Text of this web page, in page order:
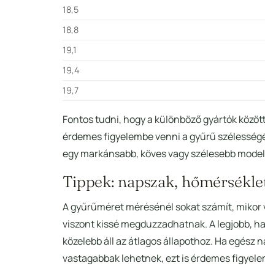
18,5
18,8
19,1
19,4
19,7
Fontos tudni, hogy a különböző gyártók
érdemes figyelembe venni a gyűrű
egy markánsabb, köves vagy szélesebb
Tippek: napszak,
A gyűrűméret mérésénél sokat számít,
viszont kissé megduzzadhatnak. A legjobb,
közelebb áll az átlagos állapothoz. Ha
vastagabbak lehetnek, ezt is érdemes